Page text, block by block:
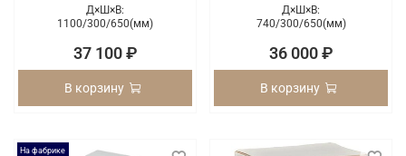
Д×Ш×В:
1100/300/650(мм)
37 100 ₽
В корзину
Д×Ш×В:
740/300/650(мм)
36 000 ₽
В корзину
На фабрике